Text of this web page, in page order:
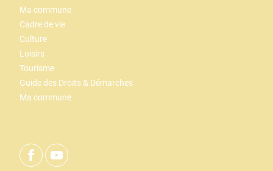
Ma commune
Cadre de vie
Culture
Loisirs
Tourisme
Guide des Droits & Démarches
Ma commune